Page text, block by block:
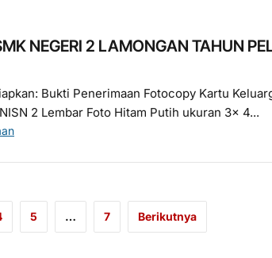
NEGERI 2 LAMONGAN TAHUN
Bukti Penerimaan Fotocopy Kartu
2 Lembar Foto Hitam Putih ukuran 3x 4...
5 … 7 Berikutnya